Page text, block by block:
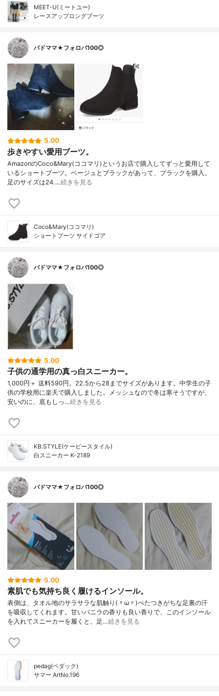
MEET-U(ミートユー)
レースアップロングブーツ
バドママ★フォロバ100◎
5.00
歩きやすい愛用ブーツ。
AmazonのCoco&Mary(ココマリ)というお店で購入してずっと愛用して
いるショートブーツ。ベージュとブラックがあって、ブラックを購入。
足のサイズは24.…続きを見る
Coco&Mary(ココマリ)
ショートブーツ サイドゴア
バドママ★フォロバ100◎
5.00
子供の通学用の真っ白スニーカー。
1,000円＋ 送料590円。22.5から28までサイズがあります。中学生の子
供の学校用に楽天で購入しました。メッシュなので冬は寒そうですが、
安いのに、底もしっ…続きを見る
KB.STYLE(ケービースタイル)
白スニーカー K-2189
バドママ★フォロバ100◎
5.00
素肌でも気持ち良く履けるインソール。
表側は、タオル地のサラサラな肌触り(〃ω〃)べたつきがちな足裏の汗
を吸収してくれます。甘いバニラの香りも良い香りで、このインソール
を入れてスニーカーを履くと、足…続きを見る
pedag(ペダック)
サマー ArtNo.196